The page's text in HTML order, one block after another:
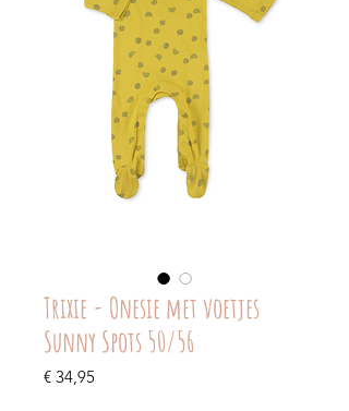
Trixie - Onesie met voetjes
Sunny Spots 50/56
€ 34,95Prijs